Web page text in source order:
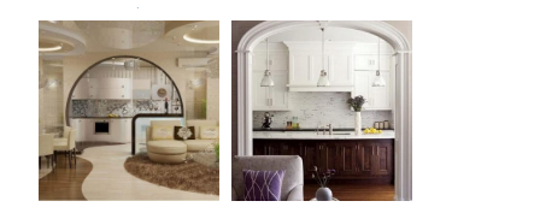
профи!